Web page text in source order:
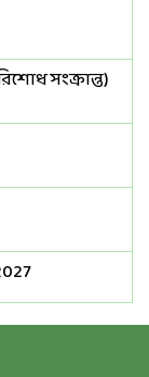
সংক্রান্ত)
voter